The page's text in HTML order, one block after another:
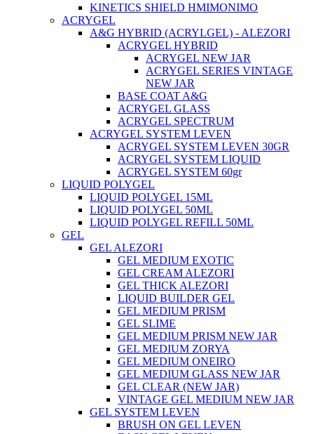
KINETICS SHIELD ΗΜΙΜΟΝΙΜΟ
ACRYGEL
A&G HYBRID (ACRYLGEL) - ALEZORI
ACRYGEL HYBRID
ACRYGEL NEW JAR
ACRYGEL SERIES VINTAGE
NEW JAR
BASE COAT A&G
ACRYGEL GLASS
ACRYGEL SPECTRUM
ACRYGEL SYSTEM LEVEN
ACRYGEL SYSTEM LEVEN 30GR
ACRYGEL SYSTEM LIQUID
ACRYGEL SYSTEM 60gr
LIQUID POLYGEL
LIQUID POLYGEL 15ML
LIQUID POLYGEL 50ML
LIQUID POLYGEL REFILL 50ML
GEL
GEL ALEZORI
GEL MEDIUM EXOTIC
GEL CREAM ALEZORI
GEL THICK ALEZORI
LIQUID BUILDER GEL
GEL MEDIUM PRISM
GEL SLIME
GEL MEDIUM PRISM NEW JAR
GEL MEDIUM ZORYA
GEL MEDIUM ONEIRO
GEL MEDIUM GLASS NEW JAR
GEL CLEAR (NEW JAR)
VINTAGE GEL MEDIUM NEW JAR
GEL SYSTEM LEVEN
BRUSH ON GEL LEVEN